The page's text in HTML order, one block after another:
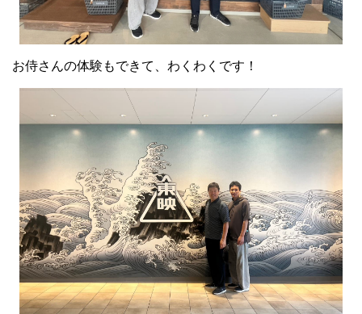
たくさん歩いて、たくさん楽しんだ１泊２日になりまし
た。